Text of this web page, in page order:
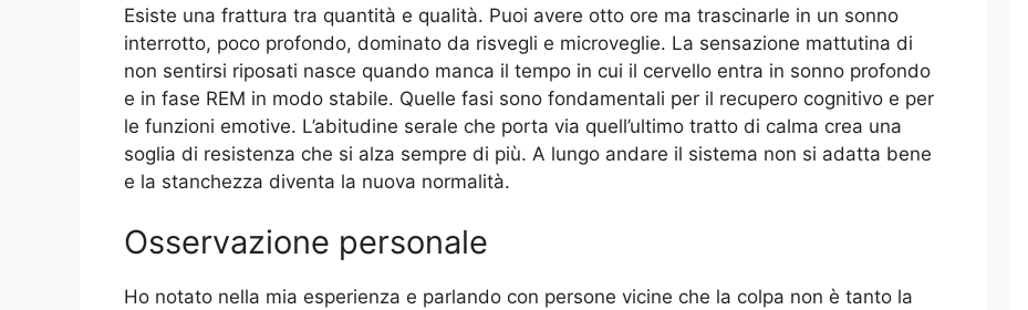
Esiste una frattura tra quantità e qualità. Puoi avere otto ore ma trascinarle in un sonno
interrotto, poco profondo, dominato da risvegli e microveglie. La sensazione mattutina di
non sentirsi riposati nasce quando manca il tempo in cui il cervello entra in sonno profondo
e in fase REM in modo stabile. Quelle fasi sono fondamentali per il recupero cognitivo e per
le funzioni emotive. L’abitudine serale che porta via quell’ultimo tratto di calma crea una
soglia di resistenza che si alza sempre di più. A lungo andare il sistema non si adatta bene
e la stanchezza diventa la nuova normalità.
Osservazione personale
Ho notato nella mia esperienza e parlando con persone vicine che la colpa non è tanto la